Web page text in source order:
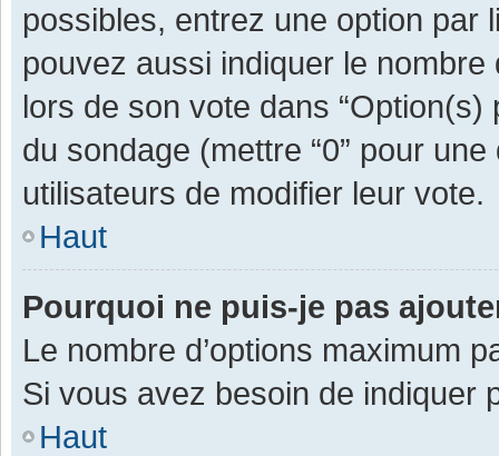
possibles, entrez une option par
pouvez aussi indiquer le
lors de son vote dans “Option(s)
du sondage (mettre “0” pour
utilisateurs de modifier leur vote.
Haut
Pourquoi ne puis-je pas
Le nombre d’options maximum
Si vous avez besoin de indiquer
Haut